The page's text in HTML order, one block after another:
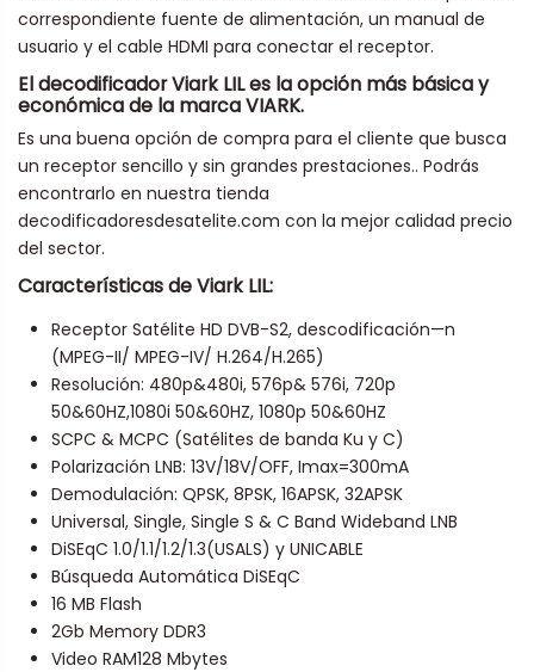
correspondiente fuente de alimentación, un manual de
usuario y el cable HDMI para conectar el receptor.
El decodificador Viark LIL es la opción más básica y
económica de la marca VIARK.
Es una buena opción de compra para el cliente que busca
un receptor sencillo y sin grandes prestaciones.. Podrás
encontrarlo en nuestra tienda
decodificadoresdesatelite.com con la mejor calidad precio
del sector.
Características de Viark LIL:
Receptor Satélite HD DVB-S2, descodificación—n
(MPEG-II/ MPEG-IV/ H.264/H.265)
Resolución: 480p&480i, 576p& 576i, 720p
50&60HZ,1080i 50&60HZ, 1080p 50&60HZ
SCPC & MCPC (Satélites de banda Ku y C)
Polarización LNB: 13V/18V/OFF, Imax=300mA
Demodulación: QPSK, 8PSK, 16APSK, 32APSK
Universal, Single, Single S & C Band Wideband LNB
DiSEqC 1.0/1.1/1.2/1.3(USALS) y UNICABLE
Búsqueda Automática DiSEqC
16 MB Flash
2Gb Memory DDR3
Video RAM128 Mbytes